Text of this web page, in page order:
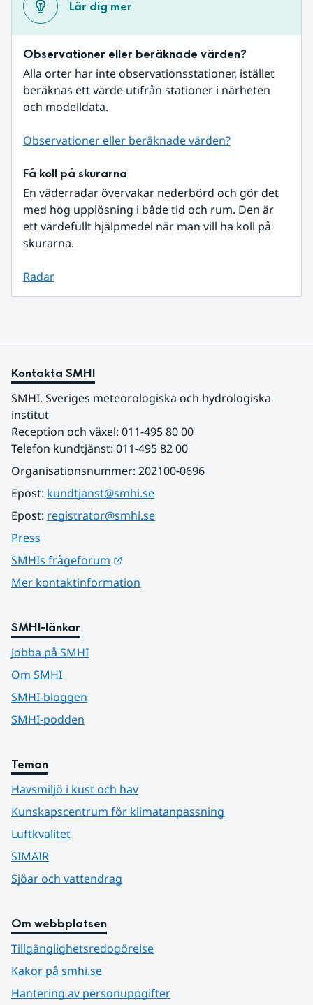
Lär dig mer
Observationer eller beräknade värden?
Alla orter har inte observationsstationer, istället
beräknas ett värde utifrån stationer i närheten
och modelldata.
Observationer eller beräknade värden?
Få koll på skurarna
En väderradar övervakar nederbörd och gör det
med hög upplösning i både tid och rum. Den är
ett värdefullt hjälpmedel när man vill ha koll på
skurarna.
Radar
Kontakta SMHI
SMHI, Sveriges meteorologiska och hydrologiska
institut
Reception och växel: 011-495 80 00
Telefon kundtjänst: 011-495 82 00
Organisationsnummer: 202100-0696
Epost: kundtjanst@smhi.se
Epost: registrator@smhi.se
Press
SMHIs frågeforum
Mer kontaktinformation
SMHI-länkar
Jobba på SMHI
Om SMHI
SMHI-bloggen
SMHI-podden
Teman
Havsmiljö i kust och hav
Kunskapscentrum för klimatanpassning
Luftkvalitet
SIMAIR
Sjöar och vattendrag
Om webbplatsen
Tillgänglighetsredogörelse
Kakor på smhi.se
Hantering av personuppgifter